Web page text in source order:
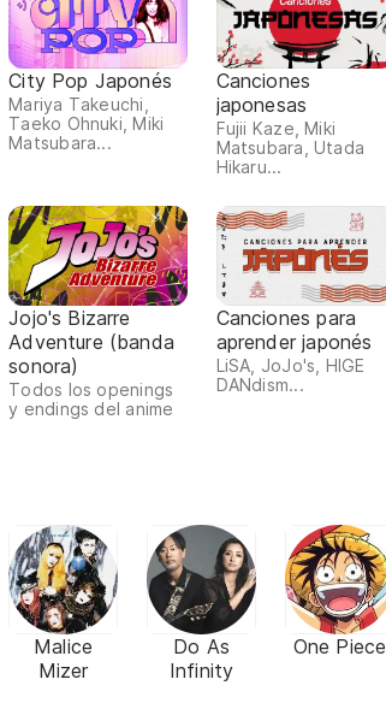
City Pop Japonés
Mariya Takeuchi,
Taeko Ohnuki, Miki
Matsubara...
Canciones
japonesas
Fujii Kaze, Miki
Matsubara, Utada
Hikaru...
Jojo's Bizarre
Adventure (banda
sonora)
Todos los openings
y endings del anime
Canciones para
aprender japonés
LiSA, JoJo's, HIGE
DANdism...
Malice
Mizer
Do As
Infinity
One Piece